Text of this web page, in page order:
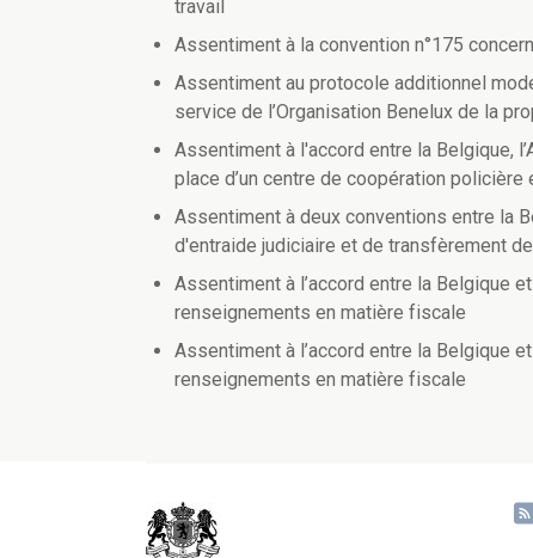
travail
Assentiment à la convention n°175
Assentiment au protocole additionnel
service de l’Organisation Benelux de la
Assentiment à l'accord entre la Belgique,
place d’un centre de coopération policière
Assentiment à deux conventions entre la
d'entraide judiciaire et de transfèrement
Assentiment à l’accord entre la Belgique
renseignements en matière fiscale
Assentiment à l’accord entre la Belgique
renseignements en matière fiscale